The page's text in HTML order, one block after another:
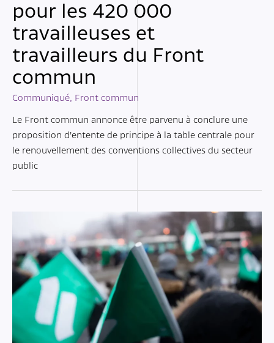
pour les 420 000
travailleuses et
travailleurs du Front
commun
Communiqué Front commun
Le Front commun annonce être parvenu à conclure une
proposition d’entente de principe à la table centrale pour
le renouvellement des conventions collectives du secteur
public